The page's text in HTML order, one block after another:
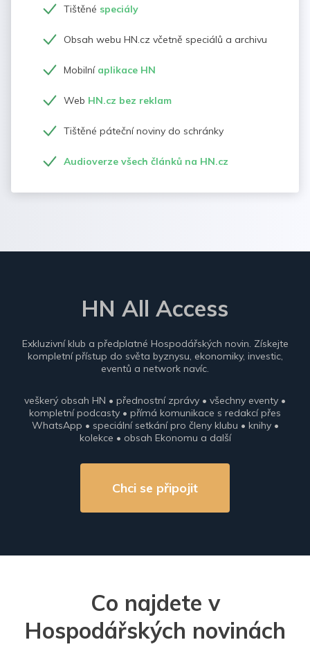
Tištěné speciály
Obsah webu HN.cz včetně speciálů a archivu
Mobilní aplikace HN
Web HN.cz bez reklam
Tištěné páteční noviny do schránky
Audioverze všech článků na HN.cz
HN All Access
Exkluzivní klub a předplatné Hospodářských novin. Získejte
kompletní přístup do světa byznysu, ekonomiky, investic,
eventů a network navíc.
veškerý obsah HN • přednostní zprávy • všechny eventy •
kompletní podcasty • přímá komunikace s redakcí přes
WhatsApp • speciální setkání pro členy klubu • knihy •
kolekce • obsah Ekonomu a další
Chci se připojit
Co najdete v
Hospodářských novinách